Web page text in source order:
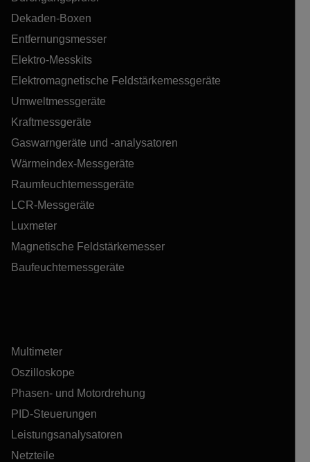
Dekaden-Boxen
Entfernungsmesser
Elektro-Messkits
Elektromagnetische Feldstärkemessgeräte
Umweltmessgeräte
Kraftmessgeräte
Gaswarngeräte und -analysatoren
Wärmeindex-Messgeräte
Raumfeuchtemessgeräte
LCR-Messgeräte
Luxmeter
Magnetische Feldstärkemesser
Baufeuchtemessgeräte
Multimeter
Oszilloskope
Phasen- und Motordrehung
PID-Steuerungen
Leistungsanalysatoren
Netzteile